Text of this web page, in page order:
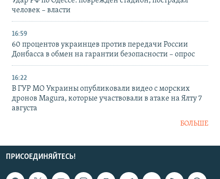
человек – власти
16:59
60 процентов украинцев против передачи России
Донбасса в обмен на гарантии безопасности – опрос
16:22
В ГУР МО Украины опубликовали видео с морских
дронов Magura, которые участвовали в атаке на Ялту 7
августа
БОЛЬШЕ
ПРИСОЕДИНЯЙТЕСЬ!